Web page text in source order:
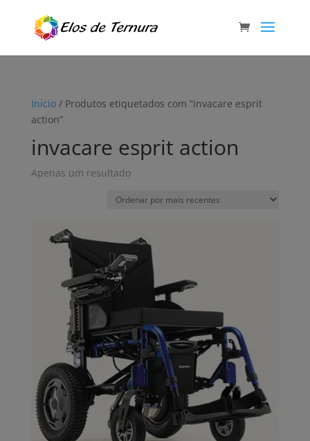
Início/ Produtos etiquetados com “invacare esprit
action”
invacare esprit action
Apenas um resultado